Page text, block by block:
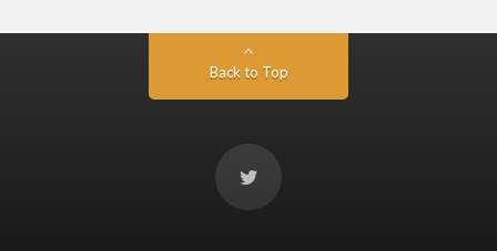
Back to Top